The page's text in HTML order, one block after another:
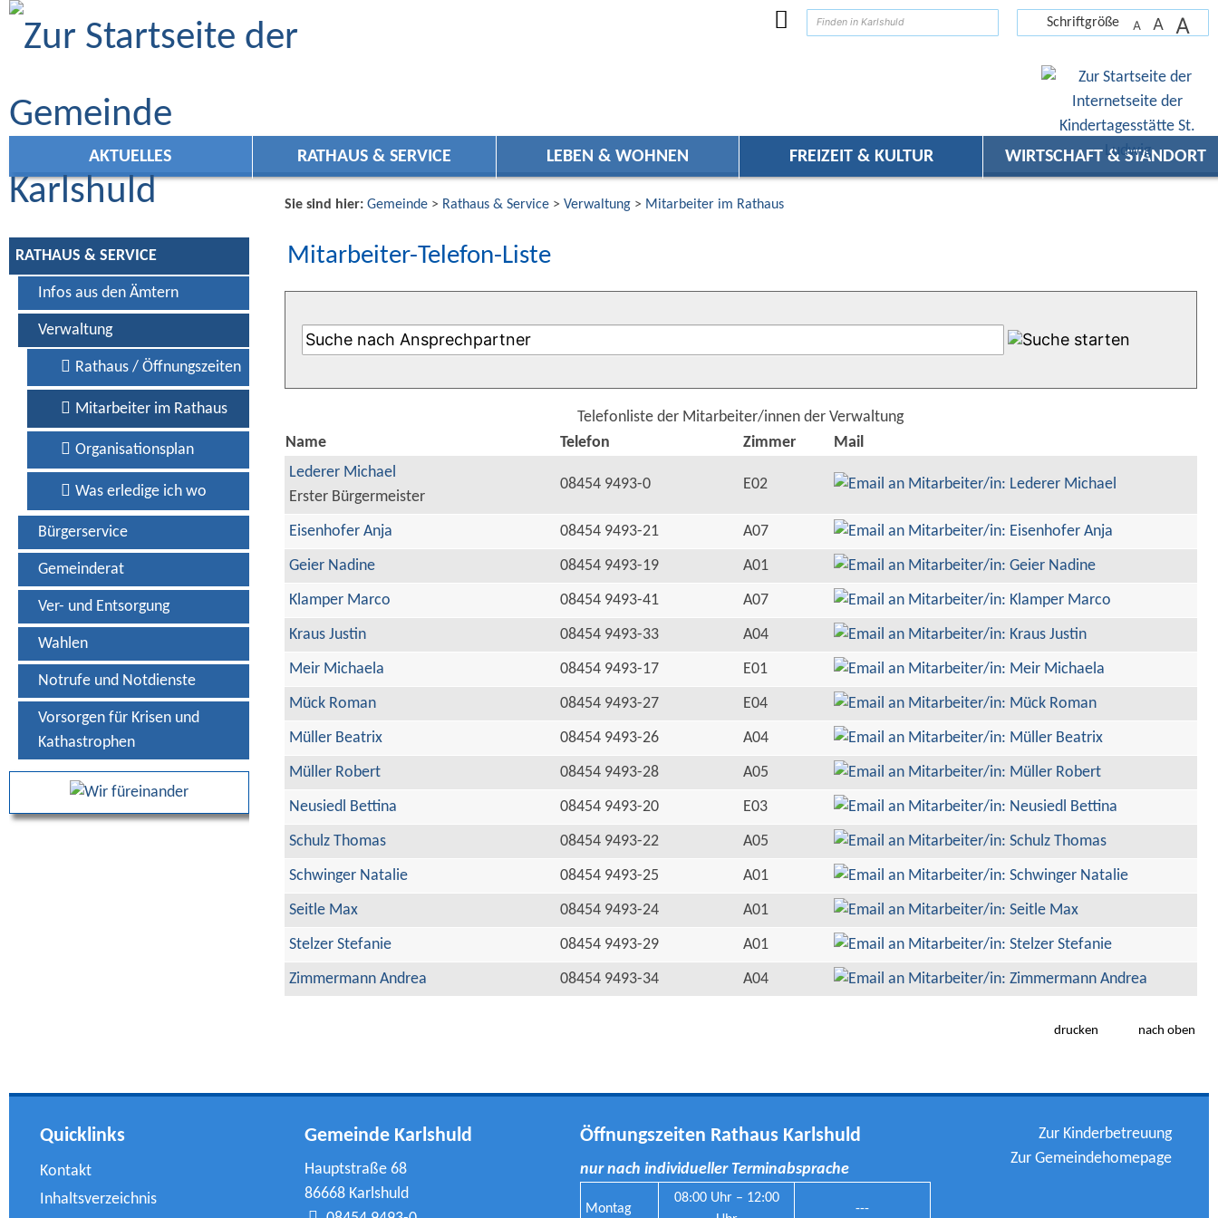
Zum Inhalt
Schriftgröße A A A
AKTUELLES RATHAUS & SERVICE LEBEN & WOHNEN FREIZEIT & KULTUR WIRTSCHAFT & STANDORT
RATHAUS & SERVICE
Infos aus den Ämtern
Verwaltung
Rathaus / Öffnungszeiten
Mitarbeiter im Rathaus
Organisationsplan
Was erledige ich wo
Bürgerservice
Gemeinderat
Ver- und Entsorgung
Wahlen
Notrufe und Notdienste
Vorsorgen für Krisen und
Kathastrophen
Sie sind hier: Gemeinde> Rathaus & Service> Verwaltung> Mitarbeiter im Rathaus
Mitarbeiter-Telefon-Liste
Telefonliste der Mitarbeiter/innen der Verwaltung
Name
Telefon Zimmer
Mail
Lederer Michael
Erster Bürgermeister
08454 9493-0 E02
Eisenhofer Anja 08454 9493-21
A07
Geier Nadine
08454 9493-19
A01
Klamper Marco
08454 9493-41
A07
Kraus Justin
08454 9493-33
A04
Meir Michaela
08454 9493-17
E01
Mück Roman
08454 9493-27
E04
Müller Beatrix
08454 9493-26
A04
Müller Robert
08454 9493-28
A05
Neusiedl Bettina
08454 9493-20
E03
Schulz Thomas
08454 9493-22
A05
Schwinger Natalie
08454 9493-25
A01
Seitle Max
08454 9493-24
A01
Stelzer Stefanie
08454 9493-29
A01
Zimmermann Andrea
08454 9493-34 A04
drucken nach oben
Quicklinks
Kontakt
Inhaltsverzeichnis
Gemeinde Karlshuld
Hauptstraße 68
86668 Karlshuld
Öffnungszeiten Rathaus Karlshuld
nur nach individueller Terminabsprache
Montag
08:00 Uhr – 12:00
---
Zur Kinderbetreuung
Zur Gemeindehomepage